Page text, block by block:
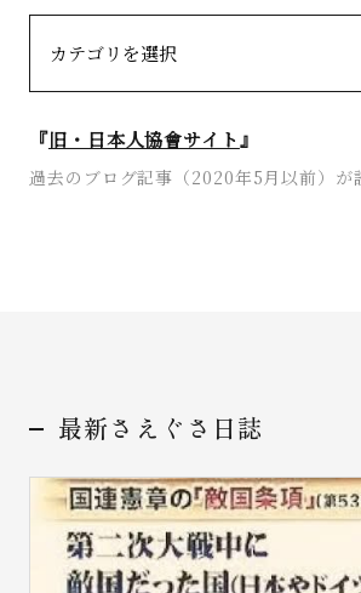
『旧・日本人協會サイト』
過去のブログ記事（2020年5月以前）が
最新さえぐさ日誌